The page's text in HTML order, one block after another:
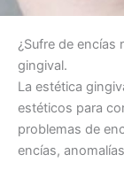
¿Sufre de encías
gingival.
La estética
estéticos para
problemas de
encías,